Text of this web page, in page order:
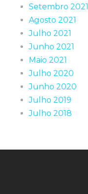
Setembro 2021
Agosto 2021
Julho 2021
Junho 2021
Maio 2021
Julho 2020
Junho 2020
Julho 2019
Julho 2018